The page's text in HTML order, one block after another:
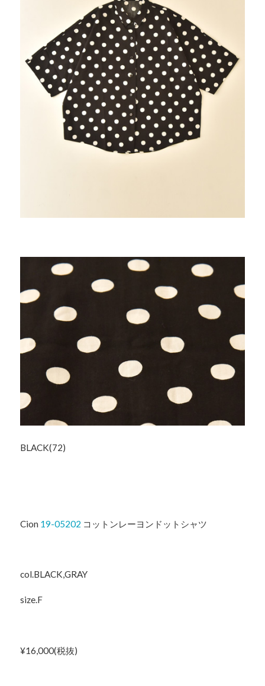
BLACK(72)
Cion 19-05202 コットンレーヨンドットシャツ
col.BLACK,GRAY
size.F
¥16,000(税抜)